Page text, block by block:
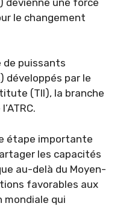
le changement
de puissants
développés par le
(TII), la branche
étape importante
les capacités
au-delà du Moyen-
favorables aux
qui